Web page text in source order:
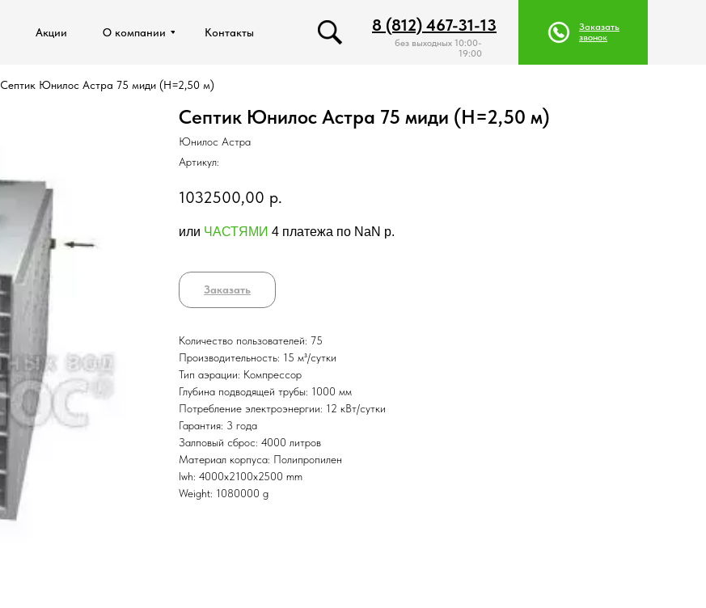
Заказать
звонок
без выходных 10:00-
19:00
8 (812) 467-31-13
О компании
Акции Контакты
Заказать
звонок
8 (812) 467-31-13
О компании
Акции Контакты
Септик Юнилос Астра 75 миди (Н=2,50 м)
Септик Юнилос Астра 75 миди (Н=2,50 м)
Юнилос Астра
Артикул:
1032500,00 р.
или ЧАСТЯМИ 4 платежа по NaN p.
Заказать
Количество пользователей: 75
Производительность: 15 м³/сутки
Тип аэрации: Компрессор
Глубина подводящей трубы: 1000 мм
Потребление электроэнергии: 12 кВт/сутки
Гарантия: 3 года
Залповый сброс: 4000 литров
Материал корпуса: Полипропилен
lwh: 4000x2100x2500 mm
Weight: 1080000 g